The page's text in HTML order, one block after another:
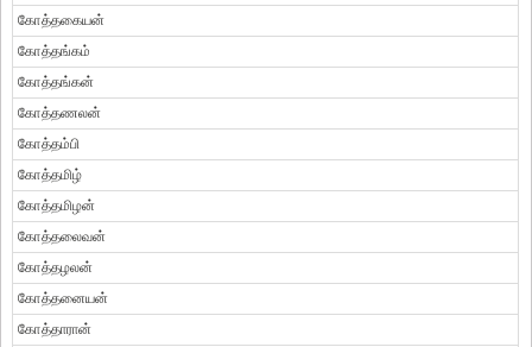
கோத்தகையன்
கோத்தங்கம்
கோத்தங்கன்
கோத்தணலன்
கோத்தம்பி
கோத்தமிழ்
கோத்தமிழன்
கோத்தலைவன்
கோத்தழலன்
கோத்தனையன்
கோத்தாரான்